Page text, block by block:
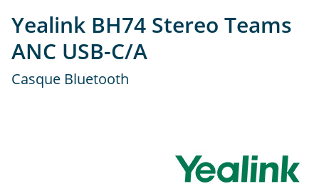
Yealink BH74 Stereo Teams
ANC USB-C/A
Casque Bluetooth